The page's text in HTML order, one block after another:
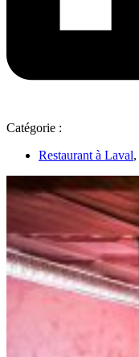
Catégorie :
Restaurant à Laval,